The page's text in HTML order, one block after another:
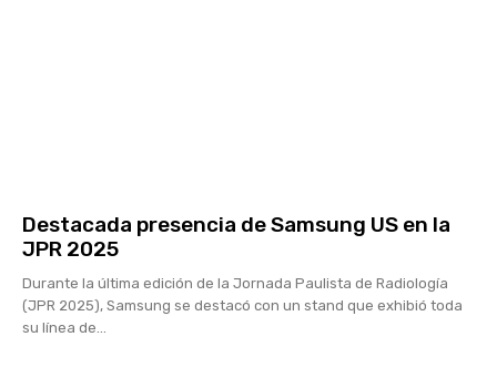
Destacada presencia de Samsung US en la
JPR 2025
Durante la última edición de la Jornada Paulista de Radiología
(JPR 2025), Samsung se destacó con un stand que exhibió toda
su línea de...